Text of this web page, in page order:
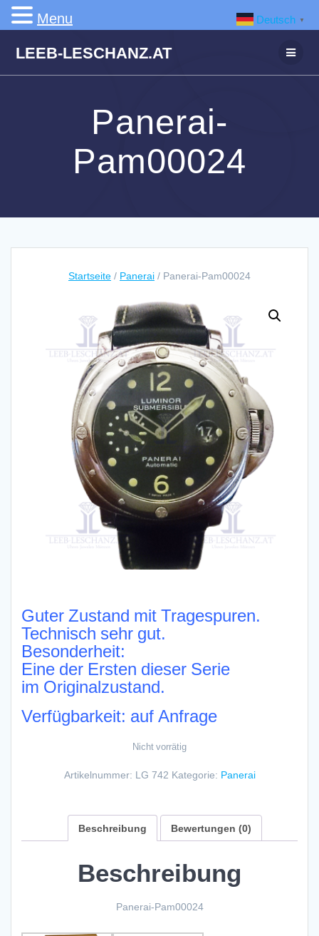
Inhalt
LEEB-LESCHANZ.AT
Panerai-
Pam00024
Startseite / Panerai / Panerai-Pam00024
Guter Zustand mit Tragespuren.
Technisch sehr gut.
Besonderheit:
Eine der Ersten dieser Serie
im Originalzustand.
Verfügbarkeit: auf Anfrage
Nicht vorrätig
Artikelnummer: LG 742 Kategorie: Panerai
Beschreibung Bewertungen (0)
Beschreibung
Panerai-Pam00024
Deutsch ▼
Menu